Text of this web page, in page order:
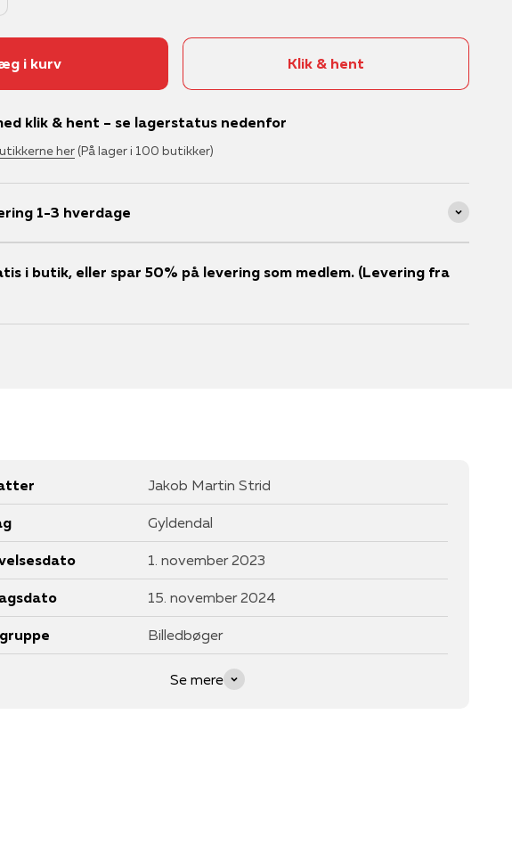
i kurv Klik & hent
klik & hent – se lagerstatus nedenfor
her(På lager i 100 butikker)
1-3 hverdage
i butik, eller spar 50% på levering som medlem. (Levering fra
Jakob Martin Strid
Gyldendal
1. november 2023
15. november 2024
Billedbøger
Se mere